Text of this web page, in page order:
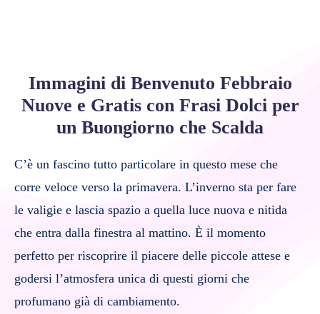
Immagini di Benvenuto Febbraio
Nuove e Gratis con Frasi Dolci per
un Buongiorno che Scalda
C’è un fascino tutto particolare in questo mese che
corre veloce verso la primavera. L’inverno sta per fare
le valigie e lascia spazio a quella luce nuova e nitida
che entra dalla finestra al mattino. È il momento
perfetto per riscoprire il piacere delle piccole attese e
godersi l’atmosfera unica di questi giorni che
profumano già di cambiamento.